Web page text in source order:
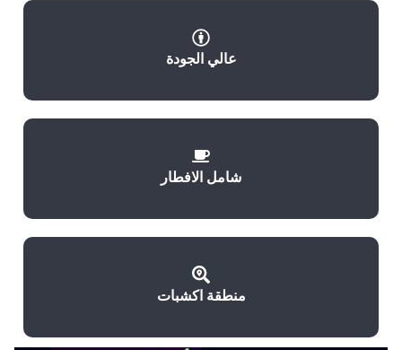
عالي الجودة
شامل الافطار
منطقة اكشبات